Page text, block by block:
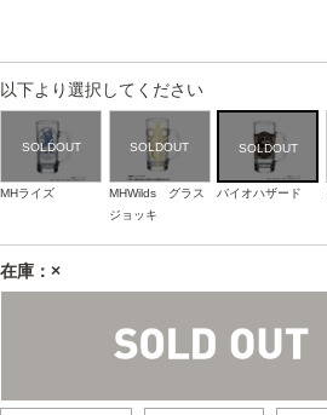
以下より選択してください
MHライズ
MHWilds グラス
ジョッキ
バイオハザード
在庫：×